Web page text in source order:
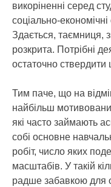
викоріненні серед
соціально-
Здається, таємниця,
розкрита. Потрібні
остаточно ствердити
Тим паче, що на
найбільш
які часто займають
собі основне
робіт, число яких
масштабів. У такій
радше забавкою для